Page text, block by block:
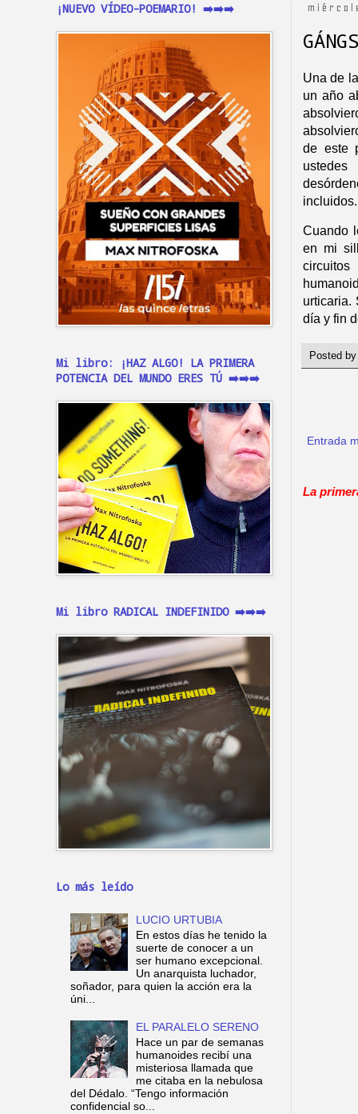
Una de
un año
de este
incluidos.
Cuando
en mi
urticaria.
día y fin
Posted
Entrada
La
¡NUEVO VÍDEO-POEMARIO! ➡️➡️➡️
Mi libro: ¡HAZ ALGO! LA PRIMERA
POTENCIA DEL MUNDO ERES TÚ ➡️➡️➡️
Mi libro RADICAL INDEFINIDO ➡️➡️➡️
Lo más leído
LUCIO URTUBIA
En estos días he tenido la
suerte de conocer a un
ser humano excepcional.
Un anarquista luchador,
soñador, para quien la acción era la
úni...
EL PARALELO SERENO
Hace un par de semanas
humanoides recibí una
misteriosa llamada que
me citaba en la nebulosa
del Dédalo. “Tengo información
confidencial so...